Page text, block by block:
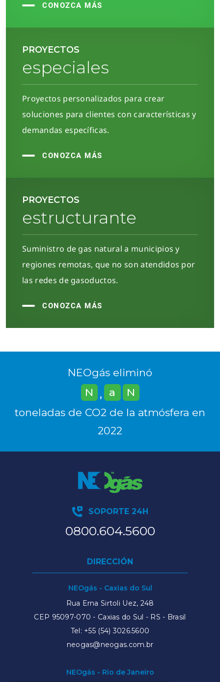
CONOZCA MÁS
PROYECTOS
especiales
Proyectos personalizados para crear
soluciones para clientes con características y
demandas específicas.
CONOZCA MÁS
PROYECTOS
estructurante
Suministro de gas natural a municipios y
regiones remotas, que no son atendidos por
las redes de gasoductos.
CONOZCA MÁS
NEOgás eliminó
N
, a
N
toneladas de CO2 de la atmósfera en
2022
SOPORTE 24H
0800.604.5600
DIRECCIÓN
NEOgás - Caxias do Sul
Rua Erna Sirtoli Uez, 248
CEP 95097-070 - Caxias do Sul - RS - Brasil
Tel: +55 (54) 3026.5600
neogas@neogas.com.br
NEOgás - Rio de Janeiro